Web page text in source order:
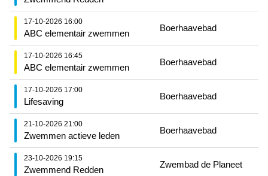
17-10-2026 16:00
ABC elementair zwemmen
Boerhaavebad
17-10-2026 16:45
ABC elementair zwemmen
Boerhaavebad
17-10-2026 17:00
Lifesaving
Boerhaavebad
21-10-2026 21:00
Zwemmen actieve leden
Boerhaavebad
23-10-2026 19:15
Zwemmend Redden
Zwembad de Planeet